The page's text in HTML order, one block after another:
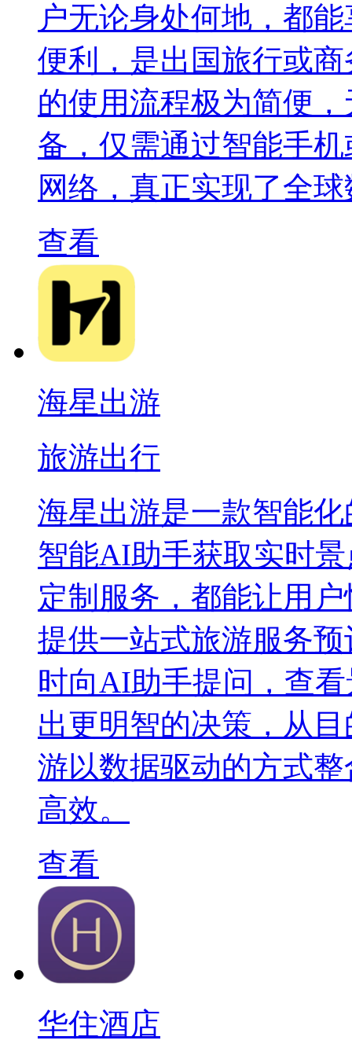
户无论身处何地，都
便利，是出国旅行或
的使用流程极为简便
备，仅需通过智能手
网络，真正实现了全
查看
海星出游
旅游出行
海星出游是一款智能
智能AI助手获取实时
定制服务，都能让用
提供一站式旅游服务
时向AI助手提问，查
出更明智的决策，从
游以数据驱动的方式
高效。
查看
华住酒店